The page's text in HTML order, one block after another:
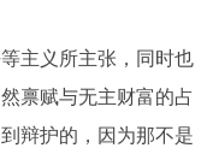
主义所主张，同时也
禀赋与无主财富的占
辩护的，因为那不是